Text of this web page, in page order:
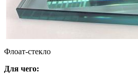
Флоат-стекло
Для чего: